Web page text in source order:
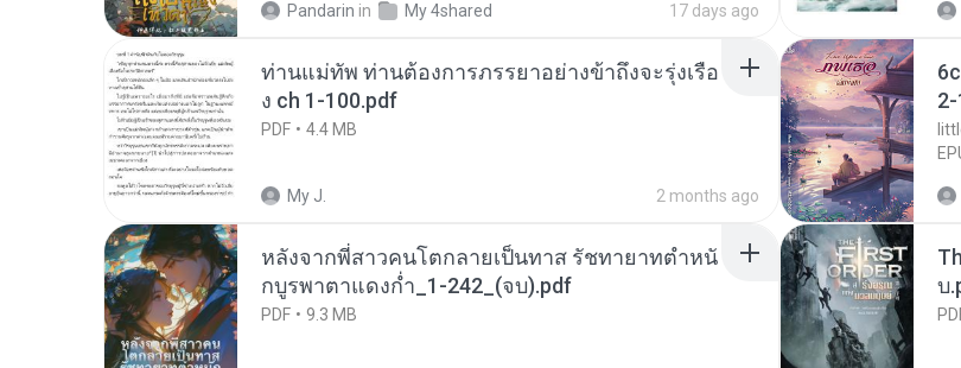
Pandarin in My 4shared 17 days ago
ท่านแม่ทัพ ท่านต้องการภรรยาอย่างข้าถึงจะรุ่งเรือ
ง ch 1-100.pdf
PDF 4.4 MB
My J. 2 months ago
หลังจากพี่สาวคนโตกลายเป็นทาส รัชทายาทตำหนั
กบูรพาตาแดงก่ำ_1-242_(จบ).pdf
PDF 9.3 MB
บ